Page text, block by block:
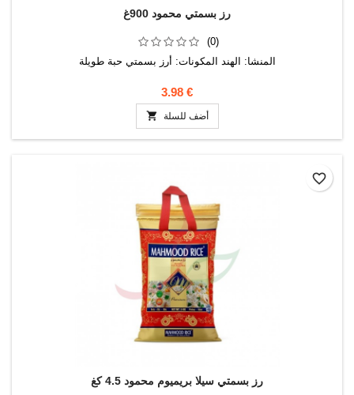
رز بسمتي محمود 900غ
(0)
المنشا: الهند المكونات: أرز بسمتي حبة طويلة
3.98 €
 أضف للسلة
رز بسمتي سيلا بريميوم محمود 4.5 كغ
favorite_border